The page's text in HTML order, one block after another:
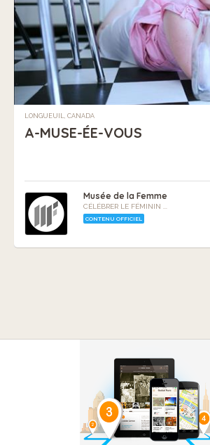
LONGUEUIL, CANADA
A-MUSE-ÉE-VOUS
Musée de la Femme
CÉLÉBRER LE FÉMININ ...
CONTENU OFFICIEL